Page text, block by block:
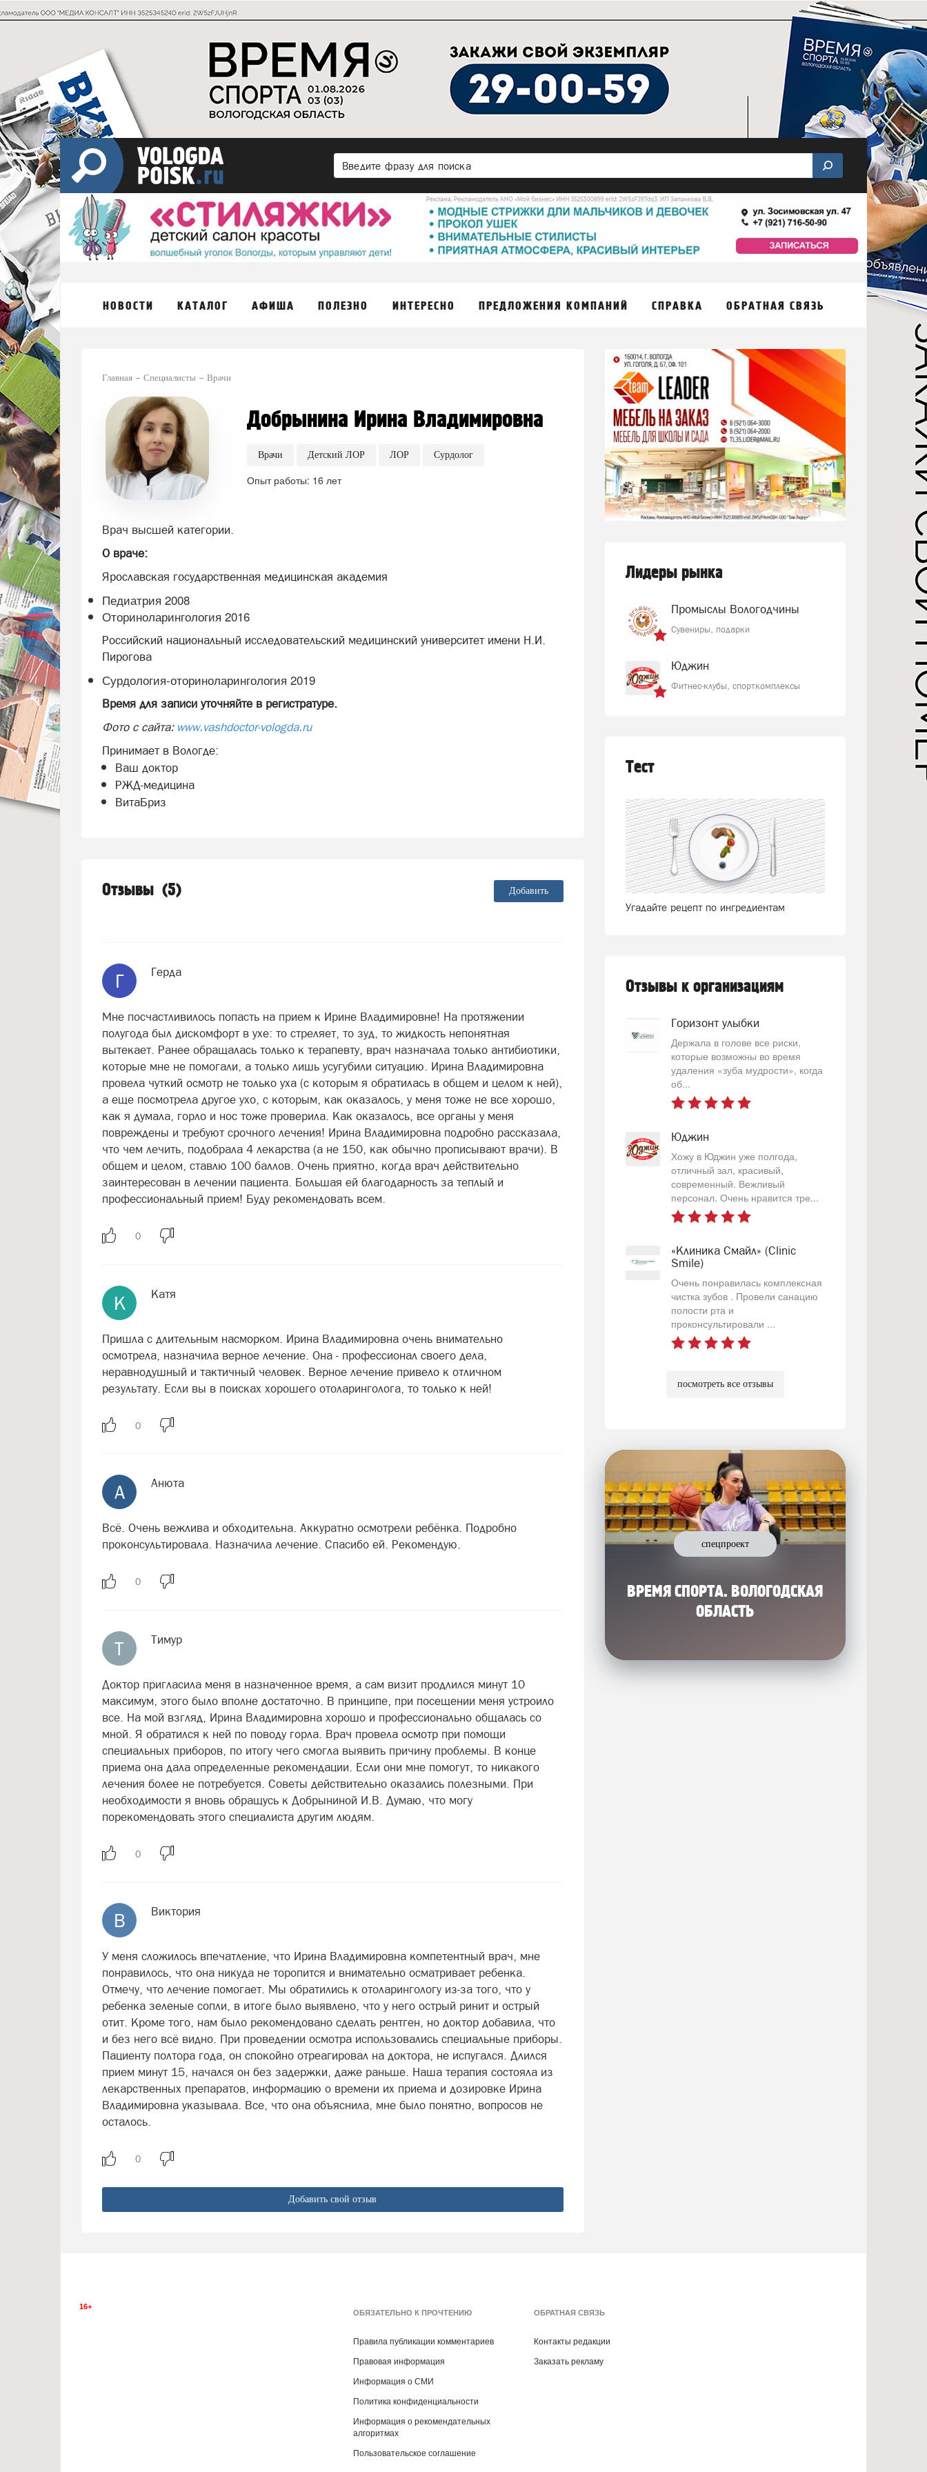
НОВОСТИ КАТАЛОГ АФИША ПОЛЕЗНО ИНТЕРЕСНО ПРЕДЛОЖЕНИЯ КОМПАНИЙ СПРАВКА ОБРАТНАЯ СВЯЗЬ
Главная Специалисты Врачи
Добрынина Ирина Владимировна
Врачи Детский ЛОР ЛОР Сурдолог
Опыт работы: 16 лет
Врач высшей категории.
О враче:
Ярославская государственная медицинская академия
Педиатрия 2008
Оториноларингология 2016
Российский национальный исследовательский медицинский университет имени Н.И.
Пирогова
Сурдология-оториноларингология 2019
Время для записи уточняйте в регистратуре.
Фото с сайта: www.vashdoctor-vologda.ru
Принимает в Вологде:
Ваш доктор
РЖД-медицина
ВитаБриз
Отзывы 5 Добавить
Г Герда
Мне посчастливилось попасть на прием к Ирине Владимировне! На протяжении
полугода был дискомфорт в ухе: то стреляет, то зуд, то жидкость непонятная
вытекает. Ранее обращалась только к терапевту, врач назначала только антибиотики,
которые мне не помогали, а только лишь усугубили ситуацию. Ирина Владимировна
провела чуткий осмотр не только уха (с которым я обратилась в общем и целом к ней),
а еще посмотрела другое ухо, с которым, как оказалось, у меня тоже не все хорошо,
как я думала, горло и нос тоже проверила. Как оказалось, все органы у меня
повреждены и требуют срочного лечения! Ирина Владимировна подробно рассказала,
что чем лечить, подобрала 4 лекарства (а не 150, как обычно прописывают врачи). В
общем и целом, ставлю 100 баллов. Очень приятно, когда врач действительно
заинтересован в лечении пациента. Большая ей благодарность за теплый и
профессиональный прием! Буду рекомендовать всем.
К Катя
Пришла с длительным насморком. Ирина Владимировна очень внимательно
осмотрела, назначила верное лечение. Она - профессионал своего дела,
неравнодушный и тактичный человек. Верное лечение привело к отличном
результату. Если вы в поисках хорошего отоларинголога, то только к ней!
А Анюта
Всё. Очень вежлива и обходительна. Аккуратно осмотрели ребёнка. Подробно
проконсультировала. Назначила лечение. Спасибо ей. Рекомендую.
Т Тимур
Доктор пригласила меня в назначенное время, а сам визит продлился минут 10
максимум, этого было вполне достаточно. В принципе, при посещении меня устроило
все. На мой взгляд, Ирина Владимировна хорошо и профессионально общалась со
мной. Я обратился к ней по поводу горла. Врач провела осмотр при помощи
специальных приборов, по итогу чего смогла выявить причину проблемы. В конце
приема она дала определенные рекомендации. Если они мне помогут, то никакого
лечения более не потребуется. Советы действительно оказались полезными. При
необходимости я вновь обращусь к Добрыниной И.В. Думаю, что могу
порекомендовать этого специалиста другим людям.
В Виктория
У меня сложилось впечатление, что Ирина Владимировна компетентный врач, мне
понравилось, что она никуда не торопится и внимательно осматривает ребенка.
Отмечу, что лечение помогает. Мы обратились к отоларингологу из-за того, что у
ребенка зеленые сопли, в итоге было выявлено, что у него острый ринит и острый
отит. Кроме того, нам было рекомендовано сделать рентген, но доктор добавила, что
и без него всё видно. При проведении осмотра использовались специальные приборы.
Пациенту полтора года, он спокойно отреагировал на доктора, не испугался. Длился
прием минут 15, начался он без задержки, даже раньше. Наша терапия состояла из
лекарственных препаратов, информацию о времени их приема и дозировке Ирина
Владимировна указывала. Все, что она объяснила, мне было понятно, вопросов не
осталось.
Добавить свой отзыв
Лидеры рынка
Промыслы Вологодчины
Сувениры, подарки
Юджин
Фитнес-клубы, спорткомплексы
Тест
Угадайте рецепт по ингредиентам
Отзывы к организациям
Горизонт улыбки
Держала в голове все риски,
которые возможны во время
удаления «зуба мудрости», когда
об...
Юджин
Хожу в Юджин уже полгода,
отличный зал, красивый,
современный. Вежливый
персонал. Очень нравится тре...
«Клиника Смайл» (Clinic
Smile)
Очень понравилась комплексная
чистка зубов . Провели санацию
полости рта и
проконсультировали ...
посмотреть все отзывы
спецпроект
ВРЕМЯ СПОРТА. ВОЛОГОДСКАЯ
ОБЛАСТЬ
16+
ОБЯЗАТЕЛЬНО К ПРОЧТЕНИЮ
Правила публикации комментариев
Правовая информация
Информация о СМИ
Политика конфиденциальности
Информация о рекомендательных
алгоритмах
Пользовательское соглашение
ОБРАТНАЯ СВЯЗЬ
Контакты редакции
Заказать рекламу